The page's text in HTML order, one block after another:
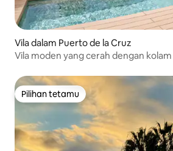
Vila dalam Puerto de la Cruz
Vila moden yang cerah dengan
Pilihan tetamu
Pilihan tetamu